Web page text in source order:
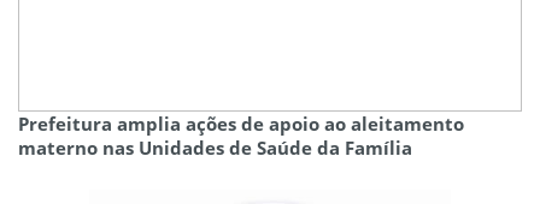
Prefeitura amplia ações de apoio ao aleitamento
materno nas Unidades de Saúde da Família